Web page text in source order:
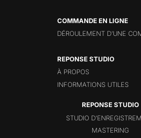
COMMANDE EN LIGNE
DÉROULEMENT D’UNE
REPONSE STUDIO
À PROPOS
INFORMATIONS UTILES
STUDIO
MASTERING